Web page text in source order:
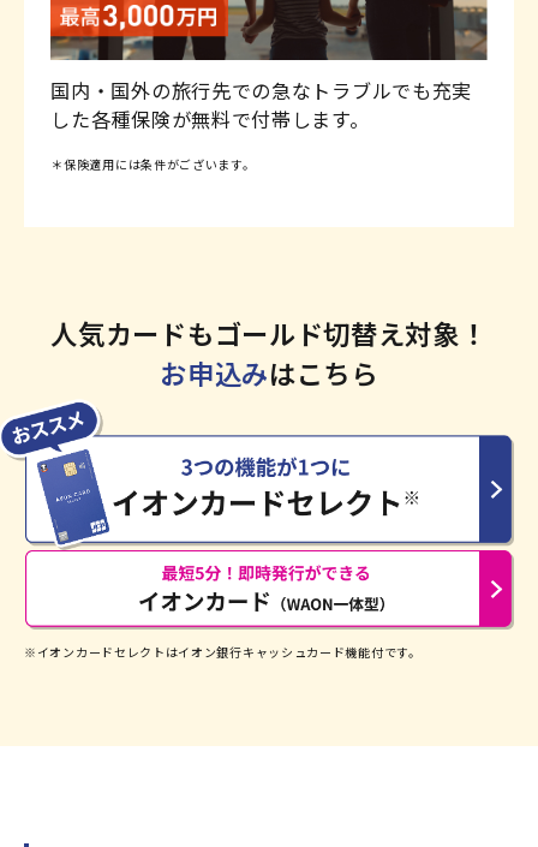
国内・国外の旅行先での急なトラブルでも充実
した各種保険が無料で付帯します。
＊保険適用には条件がございます。
人気カードもゴールド切替え対象！
お申込みはこちら
※イオンカードセレクトはイオン銀行キャッシュカード機能付です。